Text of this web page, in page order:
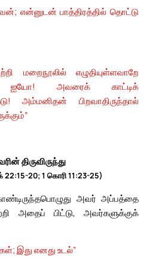
என்னுடன் பாத்திரத்தில் தொட்டு
மறைநூலில் எழுதியுள்ளவாறே
ஐயோ! அவரைக் காட்டிக்
அம்மனிதன் பிறவாதிருந்தால்
திருவிருந்து
20; 1 கொரி 11:23-25)
அவர் அப்பத்தை
அதைப் பிட்டு, அவர்களுக்குக்
இது எனது உடல்”